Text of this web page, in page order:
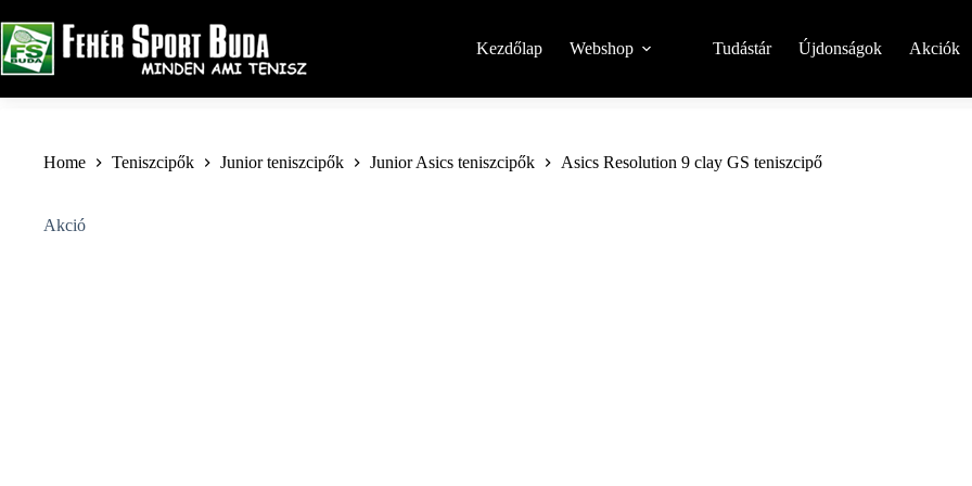
to
content
Kezdőlap Webshop Tudástár Újdonságok Akciók
Home Teniszcipők Junior teniszcipők Junior Asics teniszcipők Asics Resolution 9 clay GS teniszcipő
Akció